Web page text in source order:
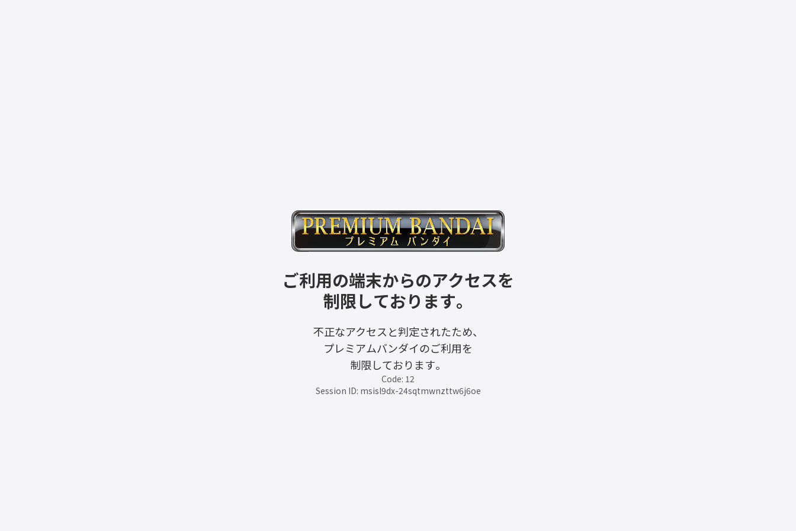
ご利用の端末からのアクセスを
制限しております。
不正なアクセスと判定されたため、
プレミアムバンダイのご利用を
制限しております。
Code: 12
Session ID: msisl9dx-24sqtmwnzttw6j6oe